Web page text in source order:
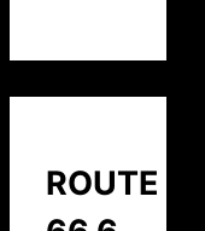
ROUTE